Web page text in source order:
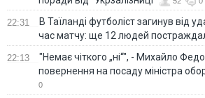
22:31
В Таїланді футболіст загинув від
час матчу: ще 12 людей
22:13
"Немає чіткого „ні“", - Михайло
повернення на посаду міністра
0